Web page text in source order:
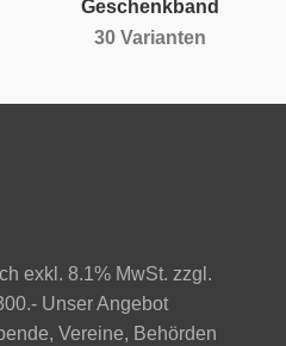
Geschenkband
30 Varianten
exkl. 8.1% MwSt. zzgl.
Unser Angebot
Vereine, Behörden